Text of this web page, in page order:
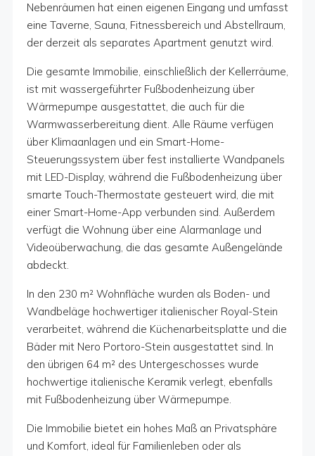
Nebenräumen hat einen eigenen Eingang und umfasst
eine Taverne, Sauna, Fitnessbereich und Abstellraum,
der derzeit als separates Apartment genutzt wird.
Die gesamte Immobilie, einschließlich der Kellerräume,
ist mit wassergeführter Fußbodenheizung über
Wärmepumpe ausgestattet, die auch für die
Warmwasserbereitung dient. Alle Räume verfügen
über Klimaanlagen und ein Smart-Home-
Steuerungssystem über fest installierte Wandpanels
mit LED-Display, während die Fußbodenheizung über
smarte Touch-Thermostate gesteuert wird, die mit
einer Smart-Home-App verbunden sind. Außerdem
verfügt die Wohnung über eine Alarmanlage und
Videoüberwachung, die das gesamte Außengelände
abdeckt.
In den 230 m² Wohnfläche wurden als Boden- und
Wandbeläge hochwertiger italienischer Royal-Stein
verarbeitet, während die Küchenarbeitsplatte und die
Bäder mit Nero Portoro-Stein ausgestattet sind. In
den übrigen 64 m² des Untergeschosses wurde
hochwertige italienische Keramik verlegt, ebenfalls
mit Fußbodenheizung über Wärmepumpe.
Die Immobilie bietet ein hohes Maß an Privatsphäre
und Komfort, ideal für Familienleben oder als